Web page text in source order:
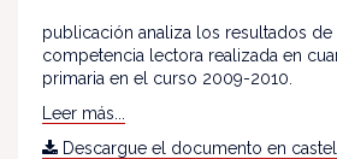
publicación analiza los resultados de
competencia lectora realizada en
primaria en el curso 2009-2010.
Leer más...
Descargue el documento en